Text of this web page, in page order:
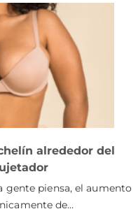
alrededor del
gente piensa, el aumento
de…